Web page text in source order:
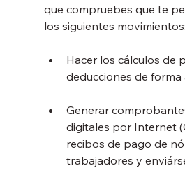
que compruebes que te
los siguientes movimientos:
Hacer los cálculos de
deducciones de forma
Generar
digitales por Internet
recibos de pago de
trabajadores y